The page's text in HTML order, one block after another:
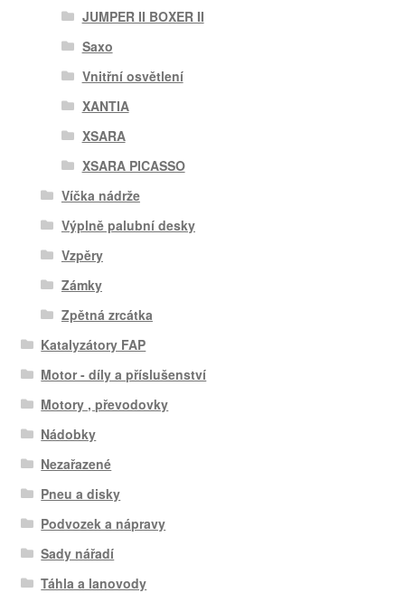
JUMPER II BOXER II
Saxo
Vnitřní osvětlení
XANTIA
XSARA
XSARA PICASSO
Víčka nádrže
Výplně palubní desky
Vzpěry
Zámky
Zpětná zrcátka
Katalyzátory FAP
Motor - díly a příslušenství
Motory , převodovky
Nádobky
Nezařazené
Pneu a disky
Podvozek a nápravy
Sady nářadí
Táhla a lanovody